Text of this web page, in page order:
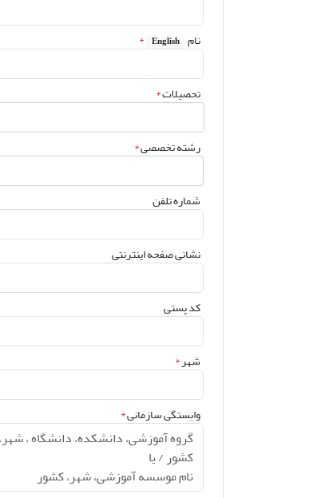
نام English
*
تحصیلات*
رشته تخصصی*
شماره تلفن
نشانی صفحه اینترنتی
کد پستی
شهر*
وابستگی سازمانی*